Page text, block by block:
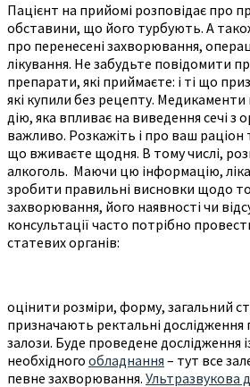
Пацієнт на прийомі розповідає про
обставини, що його турбують. А
про перенесені захворювання,
лікування. Не забудьте повідомити
препарати, які приймаєте: і ті що
які купили без рецепту.
дію, яка впливає на виведення сечі з
важливо. Розкажіть і про ваш раціон
що вживаєте щодня. В тому числі,
алкоголь. Маючи цю інформацію,
зробити правильні висновки щодо
захворювання, його наявності чи
консультації часто потрібно
статевих органів:
оцінити розміри, форму, загальний
призначають ректальні дослідження
залози. Буде проведене дослідження
необхідного обладнання – тут все
певне захворювання. Ультразвукова